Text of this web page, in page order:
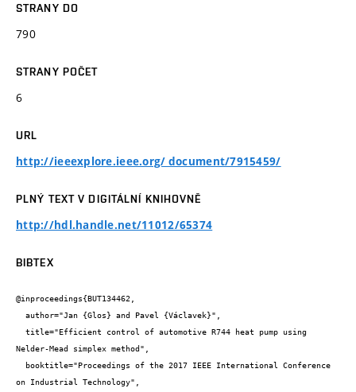
STRANY DO
790
STRANY POČET
6
URL
http://ieeexplore.ieee.org/ document/7915459/
PLNÝ TEXT V DIGITÁLNÍ KNIHOVNĚ
http://hdl.handle.net/11012/65374
BIBTEX
@inproceedings{BUT134462,
Nelder-Mead simplex method",
on Industrial Technology",